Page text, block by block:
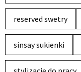
reserved swetry
sinsay sukienki